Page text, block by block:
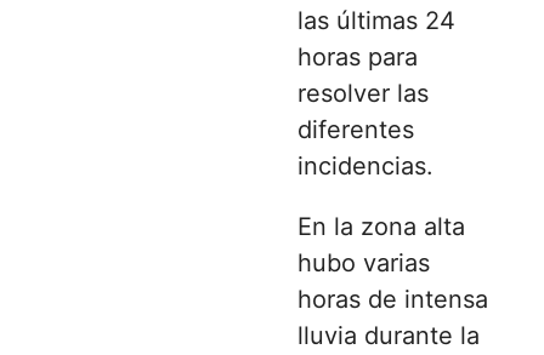
las últimas 24
horas para
resolver las
diferentes
incidencias.
En la zona alta
hubo varias
horas de intensa
lluvia durante la